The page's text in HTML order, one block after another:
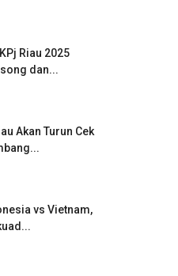
Riau 2025
dan...
Akan Turun Cek
vs Vietnam,